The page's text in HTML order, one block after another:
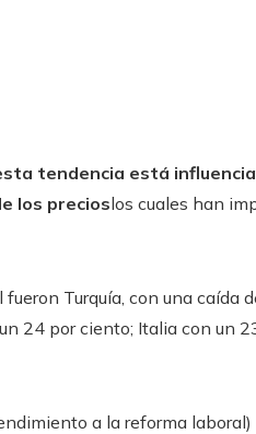
tendencia está
los precioslos cuales han
Turquía, con una caída
24 por ciento; Italia con un
a la reforma laboral)